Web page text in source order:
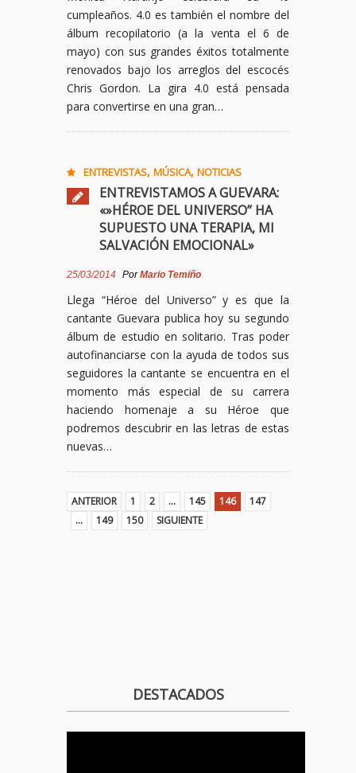
cumpleaños. 4.0 es también el nombre del
álbum recopilatorio (a la venta el 6 de
mayo) con sus grandes éxitos totalmente
renovados bajo los arreglos del escocés
Chris Gordon. La gira 4.0 está pensada
para convertirse en una gran…
ENTREVISTAS, MÚSICA, NOTICIAS
ENTREVISTAMOS A GUEVARA:
«»HÉROE DEL UNIVERSO” HA
SUPUESTO UNA TERAPIA, MI
SALVACIÓN EMOCIONAL»
25/03/2014 PorMario Temiño
Llega “Héroe del Universo” y es que la
cantante Guevara publica hoy su segundo
álbum de estudio en solitario. Tras poder
autofinanciarse con la ayuda de todos sus
seguidores la cantante se encuentra en el
momento más especial de su carrera
haciendo homenaje a su Héroe que
podremos descubrir en las letras de estas
nuevas…
ANTERIOR 1 2 … 145 146
147
…
149 150 SIGUIENTE
DESTACADOS